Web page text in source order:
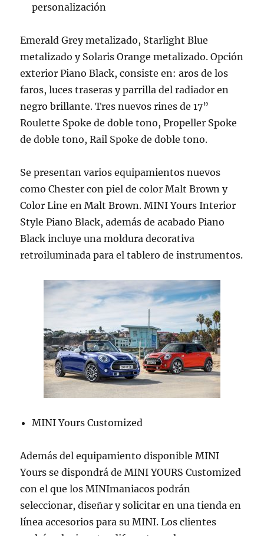
personalización
Emerald Grey metalizado, Starlight Blue
metalizado y Solaris Orange metalizado. Opción
exterior Piano Black, consiste en: aros de los
faros, luces traseras y parrilla del radiador en
negro brillante. Tres nuevos rines de 17”
Roulette Spoke de doble tono, Propeller Spoke
de doble tono, Rail Spoke de doble tono.
Se presentan varios equipamientos nuevos
como Chester con piel de color Malt Brown y
Color Line en Malt Brown. MINI Yours Interior
Style Piano Black, además de acabado Piano
Black incluye una moldura decorativa
retroiluminada para el tablero de instrumentos.
MINI Yours Customized
Además del equipamiento disponible MINI
Yours se dispondrá de MINI YOURS Customized
con el que los MINImaniacos podrán
seleccionar, diseñar y solicitar en una tienda en
línea accesorios para su MINI. Los clientes